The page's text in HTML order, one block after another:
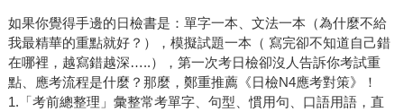
如果你覺得手邊的日檢書是：單字一本、文法一本（為什麼不給
我最精華的重點就好？），模擬試題一本（ 寫完卻不知道自己錯
在哪裡，越寫錯越深…..），第一次考日檢卻沒人告訴你考試重
點、應考流程是什麼？那麼，鄭重推薦《日檢N4應考對策》！
1.「考前總整理」彙整常考單字、句型、慣用句、口語用語，直